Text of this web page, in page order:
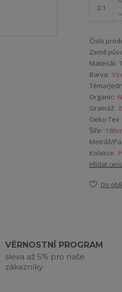
Číslo
Země
Materiál:
Barva:
Téma/
Organic:
Gramáž:
Oeko-Tex
Šíře:
Metráž/
Kolekce:
Hlídat
Do
VĚRNOSTNÍ PROGRAM
sleva až 5% pro naše
zákazníky